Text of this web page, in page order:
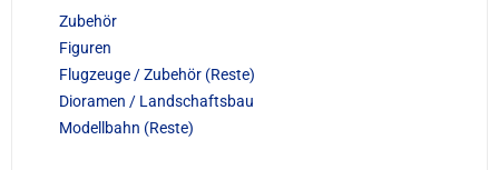
Zubehör
Figuren
Flugzeuge / Zubehör (Reste)
Dioramen / Landschaftsbau
Modellbahn (Reste)